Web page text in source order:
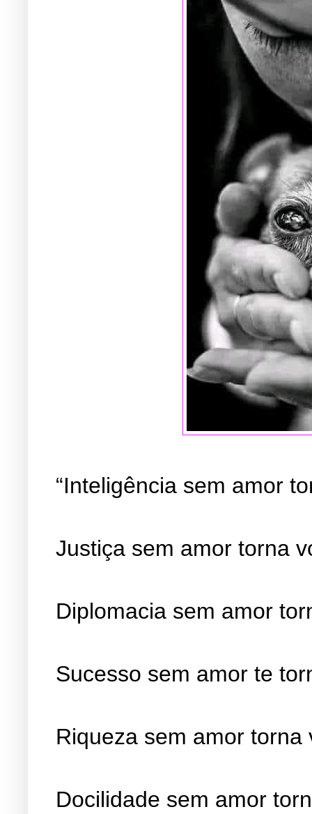
“Inteligência sem amor
Justiça sem amor torna
Diplomacia sem amor
Sucesso sem amor te
Riqueza sem amor torna
Docilidade sem amor